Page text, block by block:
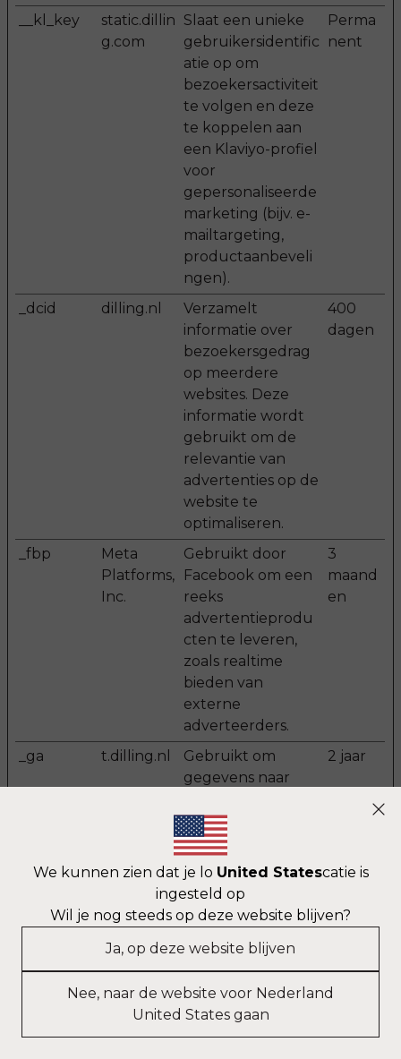
__kl_key
static.dillin
g.com
Slaat een unieke
gebruikersidentific
atie op om
bezoekersactiviteit
te volgen en deze
te koppelen aan
een Klaviyo-profiel
voor
gepersonaliseerde
marketing (bijv. e-
mailtargeting,
productaanbeveli
ngen).
Perma
nent
_dcid dilling.nl
Verzamelt
informatie over
bezoekersgedrag
op meerdere
websites. Deze
informatie wordt
gebruikt om de
relevantie van
advertenties op de
website te
optimaliseren.
400
dagen
_fbp
Meta
Platforms,
Inc.
Gebruikt door
Facebook om een
reeks
advertentieprodu
cten te leveren,
zoals realtime
bieden van
externe
adverteerders.
3
maand
en
_ga t.dilling.nl
Gebruikt om
gegevens naar
te verzenden over
het apparaat en
het gedrag van de
bezoeker. Traceert
de bezoeker op
verschillende
apparaten en
marketingkanalen.
2 jaar
t.dilling.nl
Gebruikt om
gegevens naar
2 jaar
Modal Content
We kunnen zien dat je lo United Statescatie is
ingesteld op
Wil je nog steeds op deze website blijven?
Ja, op deze website blijven
Nee, naar de website voor Nederland
United States gaan